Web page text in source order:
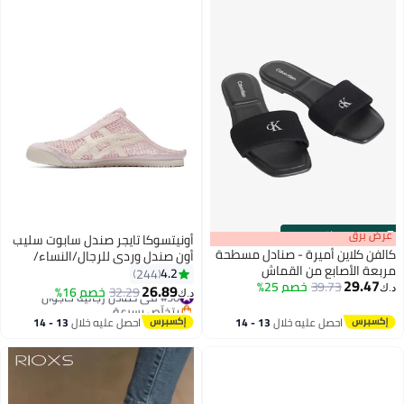
00m:00s
·باقي 100%
3
عرض برق
كالفن كلاين أميرة - صنادل مسطحة
مربعة الأصابع من القماش
د.ك‏29.47
39.73خصم 25%
احصل عليه خلال 13 - 14
25
أونيتسوكا تايجر صندل سابوت سليب
أون صندل وردي للرجال/النساء/
الطلبة
4.2
244
د.ك‏26.89
32.29خصم 16% #50 في صنادل رجالية كاجوال
بتخلّص بسرعة
#50 في صنادل رجالية كاجوال احصل عليه خلال 13 - 14